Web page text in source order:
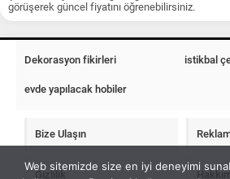
görüşerek güncel fiyatını öğrenebilirsiniz.
Dekorasyon fikirleri istikbal
evde yapılacak hobiler
Bize Ulaşın
Gizlilik
Web sitemizde size en iyi deneyimi